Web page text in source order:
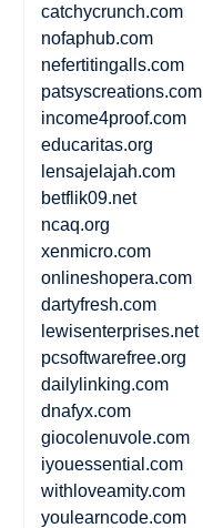
catchycrunch.com
nofaphub.com
nefertitingalls.com
patsyscreations.com
income4proof.com
educaritas.org
lensajelajah.com
betflik09.net
ncaq.org
xenmicro.com
onlineshopera.com
dartyfresh.com
lewisenterprises.net
pcsoftwarefree.org
dailylinking.com
dnafyx.com
giocolenuvole.com
iyouessential.com
withloveamity.com
youlearncode.com